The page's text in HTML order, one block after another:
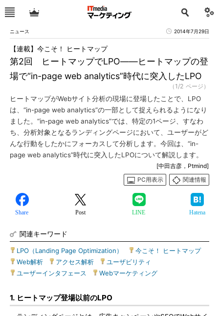
ニュース 2014年7月29日
第2回 ヒートマップでLPO――ヒートマップの登
場で“in-page web analytics”時代に突入したLPO
【連載】今こそ！ ヒートマップ
（1/2 ページ）
ヒートマップがWebサイト分析の現場に登場したことで、LPO
は、“in-page web analytics”の一部として捉えられるようになり
ました。“in-page web analytics”では、特定の1ページ、すなわ
ち、分析対象となるランディングページにおいて、ユーザーがど
んな行動をしたかにフォーカスして分析します。今回は、“in-
page web analytics”時代に突入したLPOについて解説します。
[中田吉彦，Ptmind]
PC用表示
関連情報
Share Post LINE Hatena
関連キーワード
LPO（Landing Page Optimization） 今こそ！ ヒートマップ|
Web解析
アクセス解析 ユーザビリティ
ユーザーインタフェース
Webマーケティング
1. ヒートマップ登場以前のLPO